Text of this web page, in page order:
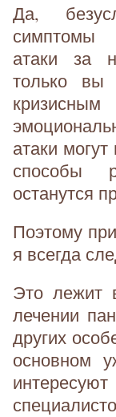
Да,
симптомы
атаки за
только вы
атаки
способы
останутся
Поэтому
я всегда
Это лежит
лечении
других
основном